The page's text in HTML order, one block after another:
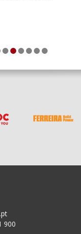
2 3 4 5 6 7
900